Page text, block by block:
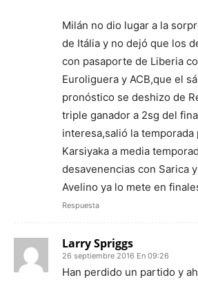
Milán no dio lugar a la
de Itália y no dejó que los
con pasaporte de Liberia
Euroliguera y ACB,que el
pronóstico se deshizo de
triple ganador a 2sg del
interesa,salió la temporada
Karsiyaka a media
desavenencias con Sarica
Avelino ya lo mete en
Respuesta
Larry Spriggs
26 septiembre 2016 En 09:26
Han perdido un partido y